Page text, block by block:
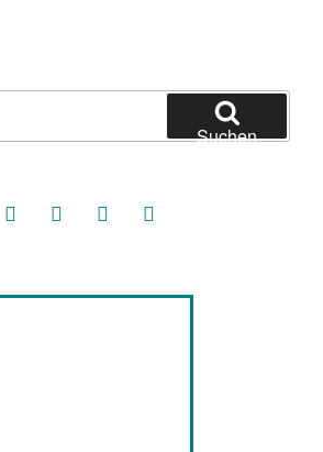
Suchen
mastodoninstagramthreads goodreads